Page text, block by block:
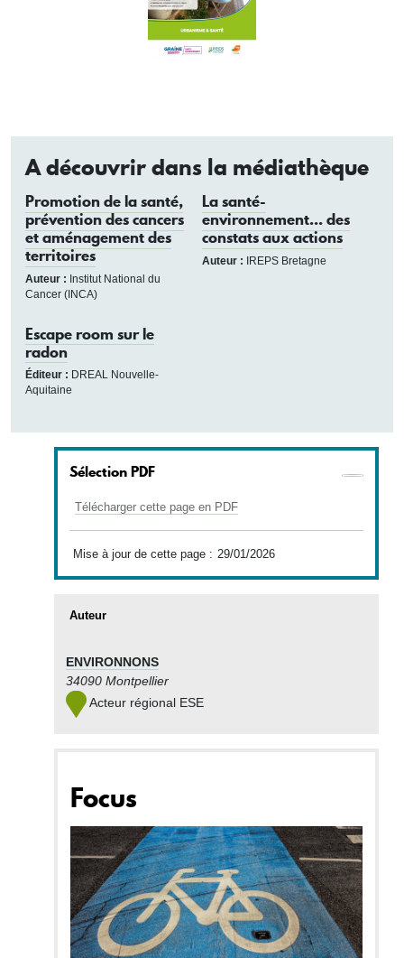
A découvrir dans la médiathèque
Promotion de la santé,
prévention des cancers
et aménagement des
territoires
Auteur : Institut National du
Cancer (INCA)
La santé-
environnement... des
constats aux actions
Auteur : IREPS Bretagne
Escape room sur le
radon
Éditeur : DREAL Nouvelle-
Aquitaine
Sélection PDF
Télécharger cette page en PDF
Mise à jour de cette page : 29/01/2026
Auteur
ENVIRONNONS
34090 Montpellier
Acteur régional ESE
Focus